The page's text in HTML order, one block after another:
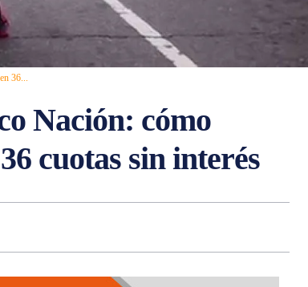
36...
Nación: cómo
cuotas sin interés